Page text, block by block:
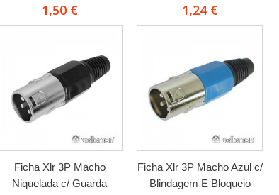
1,50 € 1,24 €
Ficha Xlr 3P Macho
Niquelada c/ Guarda
Ficha Xlr 3P Macho Azul c/
Blindagem E Bloqueio